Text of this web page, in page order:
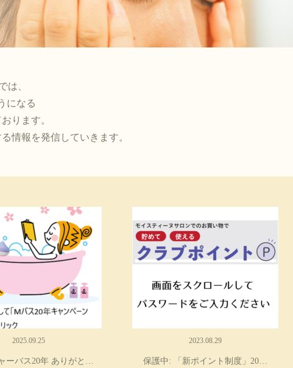
は、
になる
ります。
情報を発信していきます。
2025.09.25
ーバス20年 ありがと…
2023.08.29
保護中: 「新ポイント制度」20…